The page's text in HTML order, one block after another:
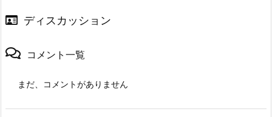
ディスカッション
コメント一覧
まだ、コメントがありません